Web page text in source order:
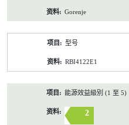
Gorenje
型号
RBI4122E1
能源效益級別 (1 至 5)
2